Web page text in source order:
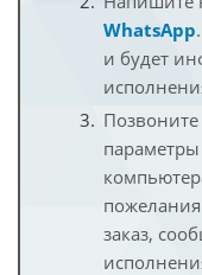
WhatsApp
и будет
заказ,